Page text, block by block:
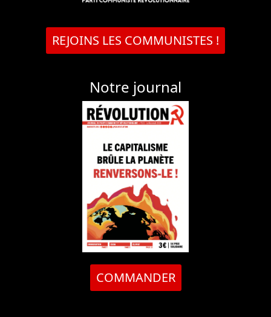
REJOINS LES COMMUNISTES !
Notre journal
COMMANDER